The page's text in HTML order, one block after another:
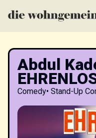
Abdul
Comedy• Stand-Up